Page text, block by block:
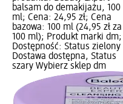
balsam do demakijażu, 100
ml; Cena: 24,95 zł; Cena
bazowa: 100 ml (24,95 zł za
100 ml); Produkt marki dm;
Dostępność: Status zielony
Dostawa dostępna, Status
szary Wybierz sklep dm